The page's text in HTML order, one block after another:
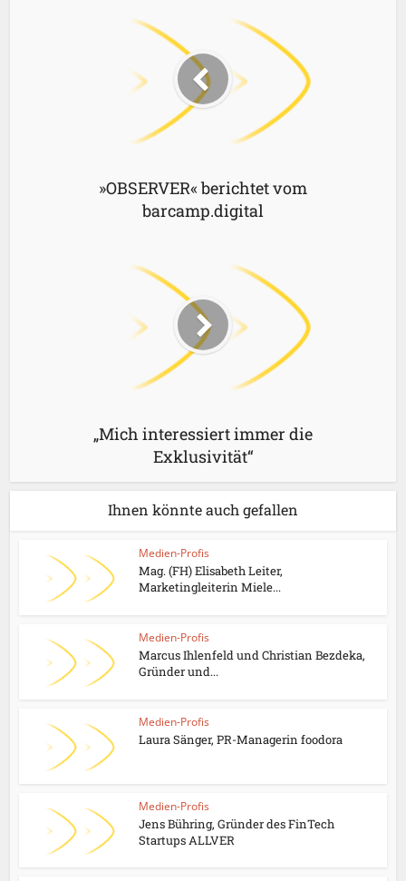
»OBSERVER« berichtet vom
barcamp.digital
„Mich interessiert immer die
Exklusivität“
Ihnen könnte auch gefallen
Medien-Profis
Mag. (FH) Elisabeth Leiter,
Marketingleiterin Miele...
Medien-Profis
Marcus Ihlenfeld und Christian Bezdeka,
Gründer und...
Medien-Profis
Laura Sänger, PR-Managerin foodora
Medien-Profis
Jens Bühring, Gründer des FinTech
Startups ALLVER